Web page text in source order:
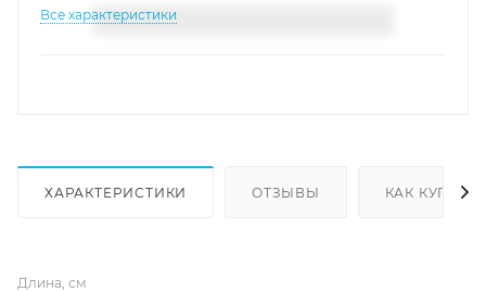
Все характеристики
ХАРАКТЕРИСТИКИ ОТЗЫВЫ КАК КУПИТЬ
Длина, см